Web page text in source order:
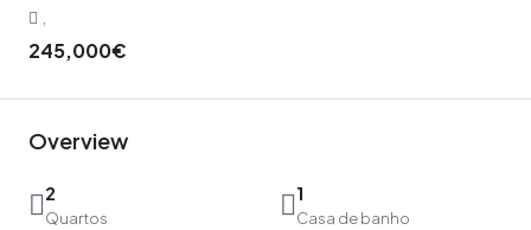
245,000€
Overview
2
Quartos
1
Casa de banho